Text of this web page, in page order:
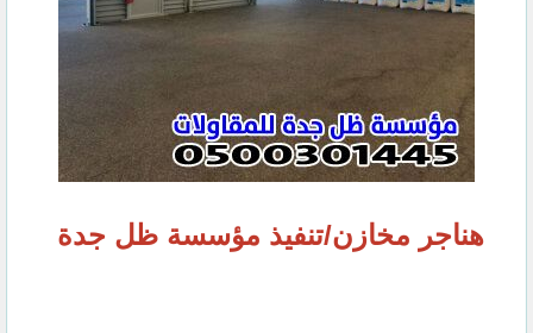
هناجر مخازن/تنفيذ مؤسسة ظل جدة